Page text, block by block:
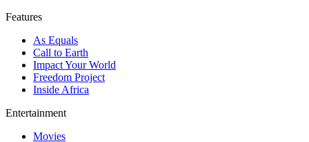
Features
As Equals
Call to Earth
Impact Your World
Freedom Project
Inside Africa
Entertainment
Movies